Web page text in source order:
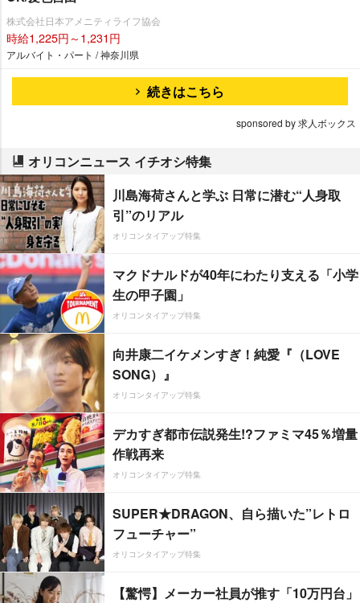
株式会社日本アメニティライフ協会
時給1,225円～1,231円
アルバイト・パート / 神奈川県
続きはこちら
sponsored by 求人ボックス
オリコンニュース イチオシ特集
川島海荷さんと学ぶ 日常に潜む“人身取
引”のリアル
オリコンタイアップ特集
マクドナルドが40年にわたり支える「小学
生の甲子園」
オリコンタイアップ特集
向井康二イケメンすぎ！純愛『（LOVE
SONG）』
オリコンタイアップ特集
デカすぎ都市伝説発生!?ファミマ45％増量
作戦再来
オリコンタイアップ特集
SUPER★DRAGON、自ら描いた”レトロ
フューチャー”
オリコンタイアップ特集
【驚愕】メーカー社員が推す「10万円台」